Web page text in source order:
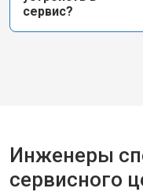
сервис?
Инженеры
сервисного